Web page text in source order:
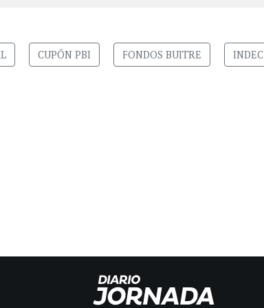
CUPÓN PBI FONDOS BUITRE INDEC